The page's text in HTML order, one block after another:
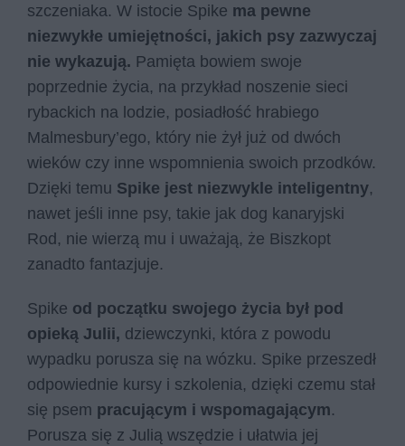
szczeniaka. W istocie Spike ma pewne
niezwykłe umiejętności, jakich psy zazwyczaj
nie wykazują. Pamięta bowiem swoje
poprzednie życia, na przykład noszenie sieci
rybackich na lodzie, posiadłość hrabiego
Malmesbury’ego, który nie żył już od dwóch
wieków czy inne wspomnienia swoich przodków.
Dzięki temu Spike jest niezwykle inteligentny,
nawet jeśli inne psy, takie jak dog kanaryjski
Rod, nie wierzą mu i uważają, że Biszkopt
zanadto fantazjuje.
Spike od początku swojego życia był pod
opieką Julii, dziewczynki, która z powodu
wypadku porusza się na wózku. Spike przeszedł
odpowiednie kursy i szkolenia, dzięki czemu stał
się psem pracującym i wspomagającym.
Porusza się z Julią wszędzie i ułatwia jej